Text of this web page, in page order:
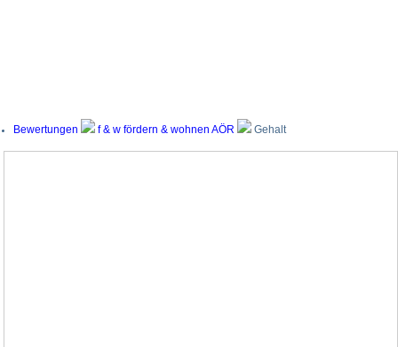
Bewertungen f & w fördern & wohnen AÖR Gehalt